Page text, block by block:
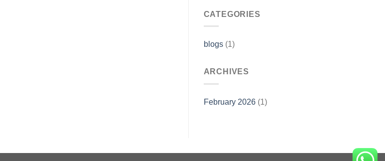
CATEGORIES
blogs(1)
ARCHIVES
February 2026(1)